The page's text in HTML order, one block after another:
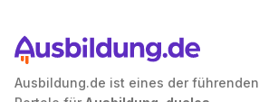
Ausbildung.de ist eines der führenden